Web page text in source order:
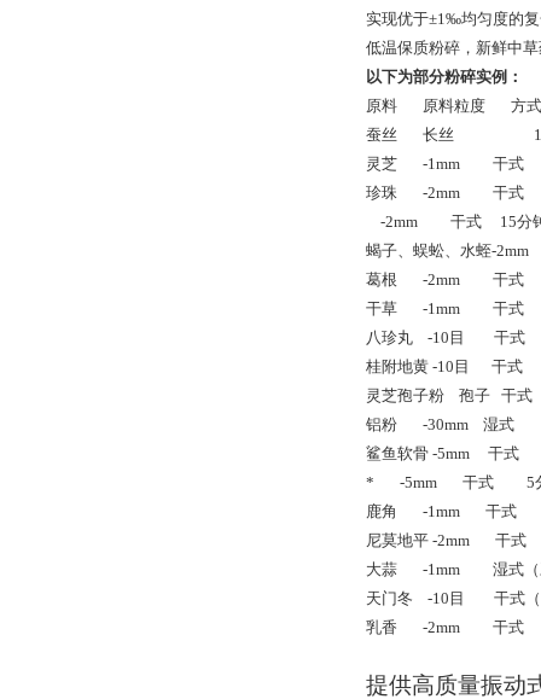
实现优于±1‰均匀度的
低温保质粉碎，新鲜中
以下为部分粉碎实例：
原料
原料粒度
方式
蚕丝
长丝
灵芝 -1mm 干式
珍珠 -2mm 干式
-2mm 干式 15分
蝎子、蜈蚣、水蛭-2mm
葛根 -2mm 干式
干草 -1mm 干式
八珍丸 -10 目 干式
桂附地黄 -10目
干式
灵芝孢子粉
孢子 干式
铝粉 -30mm 湿式
鲨鱼软骨 -5mm
干式
* -5mm 干式 5
鹿角
-1mm 干式
尼莫地平 -2mm
干式
大蒜 -1mm 湿式
天门冬 -10 目
干式
乳香 -2mm 干式
提供高质量振动